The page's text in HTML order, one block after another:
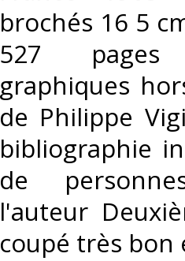
brochés 16 5
527
graphiques
de Philippe
bibliographie
de
l'auteur
coupé très bon